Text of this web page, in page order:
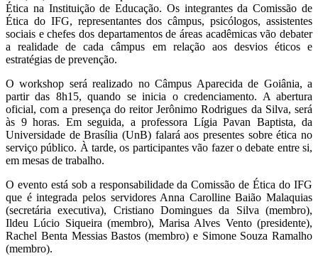
Ética na Instituição de Educação. Os integrantes da Comissão de
Ética do IFG, representantes dos câmpus, psicólogos, assistentes
sociais e chefes dos departamentos de áreas acadêmicas vão debater
a realidade de cada câmpus em relação aos desvios éticos e
estratégias de prevenção.
O workshop será realizado no Câmpus Aparecida de Goiânia, a
partir das 8h15, quando se inicia o credenciamento. A abertura
oficial, com a presença do reitor Jerônimo Rodrigues da Silva, será
às 9 horas. Em seguida, a professora Lígia Pavan Baptista, da
Universidade de Brasília (UnB) falará aos presentes sobre ética no
serviço público. À tarde, os participantes vão fazer o debate entre si,
em mesas de trabalho.
O evento está sob a responsabilidade da Comissão de Ética do IFG
que é integrada pelos servidores Anna Carolline Baião Malaquias
(secretária executiva), Cristiano Domingues da Silva (membro),
Ildeu Lúcio Siqueira (membro), Marisa Alves Vento (presidente),
Rachel Benta Messias Bastos (membro) e Simone Souza Ramalho
(membro).